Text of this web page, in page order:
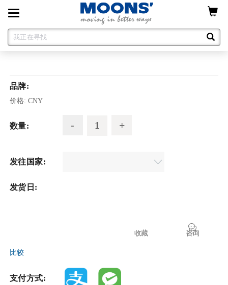
Toggle
navigation
品牌:
价格: CNY
数量:
发往国家:
发货日:
咨询
收藏
比较
支付方式: